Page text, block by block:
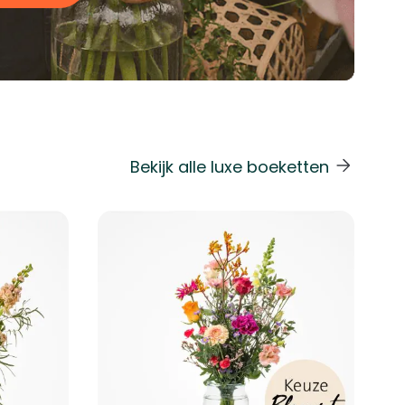
carrouselnavigatie gaan met de overslaan links.
Bekijk alle luxe boeketten